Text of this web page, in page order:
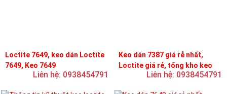
Loctite 7649, keo dán Loctite
7649, Keo 7649
Liên hệ: 0938454791
Keo dán 7387 giá rẻ nhất,
Loctite giá rẻ, tổng kho keo
Liên hệ: 0938454791